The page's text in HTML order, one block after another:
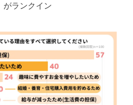
がランクイン